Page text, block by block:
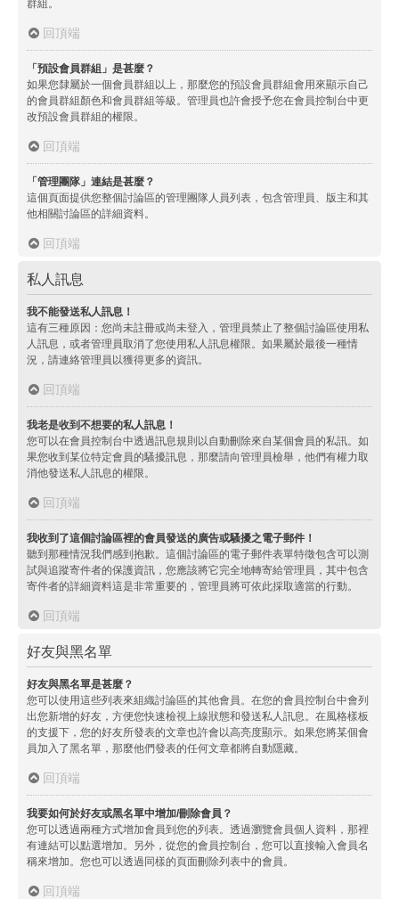
群組。
回頂端
「預設會員群組」是甚麼？
如果您隸屬於一個會員群組以上，那麼您的預設會員群組會用來顯示自己
的會員群組顏色和會員群組等級。管理員也許會授予您在會員控制台中更
改預設會員群組的權限。
回頂端
「管理團隊」連結是甚麼？
這個頁面提供您整個討論區的管理團隊人員列表，包含管理員、版主和其
他相關討論區的詳細資料。
回頂端
私人訊息
我不能發送私人訊息！
這有三種原因：您尚未註冊或尚未登入，管理員禁止了整個討論區使用私
人訊息，或者管理員取消了您使用私人訊息權限。如果屬於最後一種情
況，請連絡管理員以獲得更多的資訊。
回頂端
我老是收到不想要的私人訊息！
您可以在會員控制台中透過訊息規則以自動刪除來自某個會員的私訊。如
果您收到某位特定會員的騷擾訊息，那麼請向管理員檢舉，他們有權力取
消他發送私人訊息的權限。
回頂端
我收到了這個討論區裡的會員發送的廣告或騷擾之電子郵件！
聽到那種情況我們感到抱歉。這個討論區的電子郵件表單特徵包含可以測
試與追蹤寄件者的保護資訊，您應該將它完全地轉寄給管理員，其中包含
寄件者的詳細資料這是非常重要的，管理員將可依此採取適當的行動。
回頂端
好友與黑名單
好友與黑名單是甚麼？
您可以使用這些列表來組織討論區的其他會員。在您的會員控制台中會列
出您新增的好友，方便您快速檢視上線狀態和發送私人訊息。在風格樣板
的支援下，您的好友所發表的文章也許會以高亮度顯示。如果您將某個會
員加入了黑名單，那麼他們發表的任何文章都將自動隱藏。
回頂端
我要如何於好友或黑名單中增加/刪除會員？
您可以透過兩種方式增加會員到您的列表。透過瀏覽會員個人資料，那裡
有連結可以點選增加。另外，從您的會員控制台，您可以直接輸入會員名
稱來增加。您也可以透過同樣的頁面刪除列表中的會員。
回頂端